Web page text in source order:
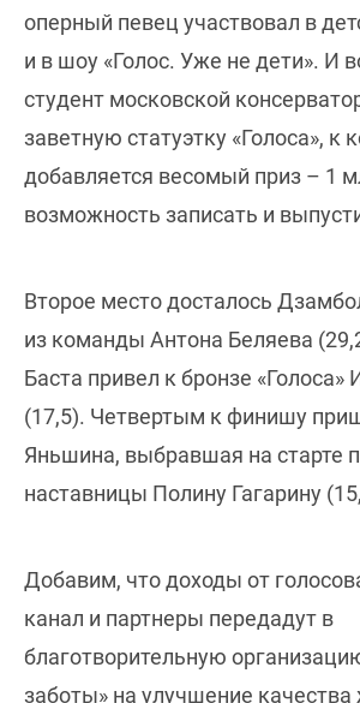
оперный певец участвовал в
и в шоу «Голос. Уже не дети». И
студент московской
заветную статуэтку «Голоса», к
добавляется весомый приз – 1
возможность записать и
Второе место досталось
из команды Антона Беляева
Баста привел к бронзе
(17,5). Четвертым к финишу
Яньшина, выбравшая на старте
наставницы Полину Гагарину
Добавим, что доходы от
канал и партнеры передадут в
благотворительную
заботы» на улучшение качества